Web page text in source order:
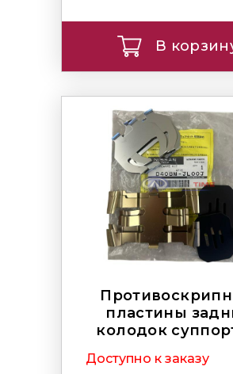
В
пластины
колодок
Доступно к заказу